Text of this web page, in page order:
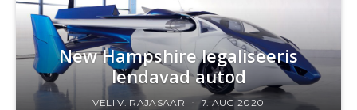
New Hampshire legaliseeris
lendavad autod
VELI V. RAJASAAR 7. AUG 2020